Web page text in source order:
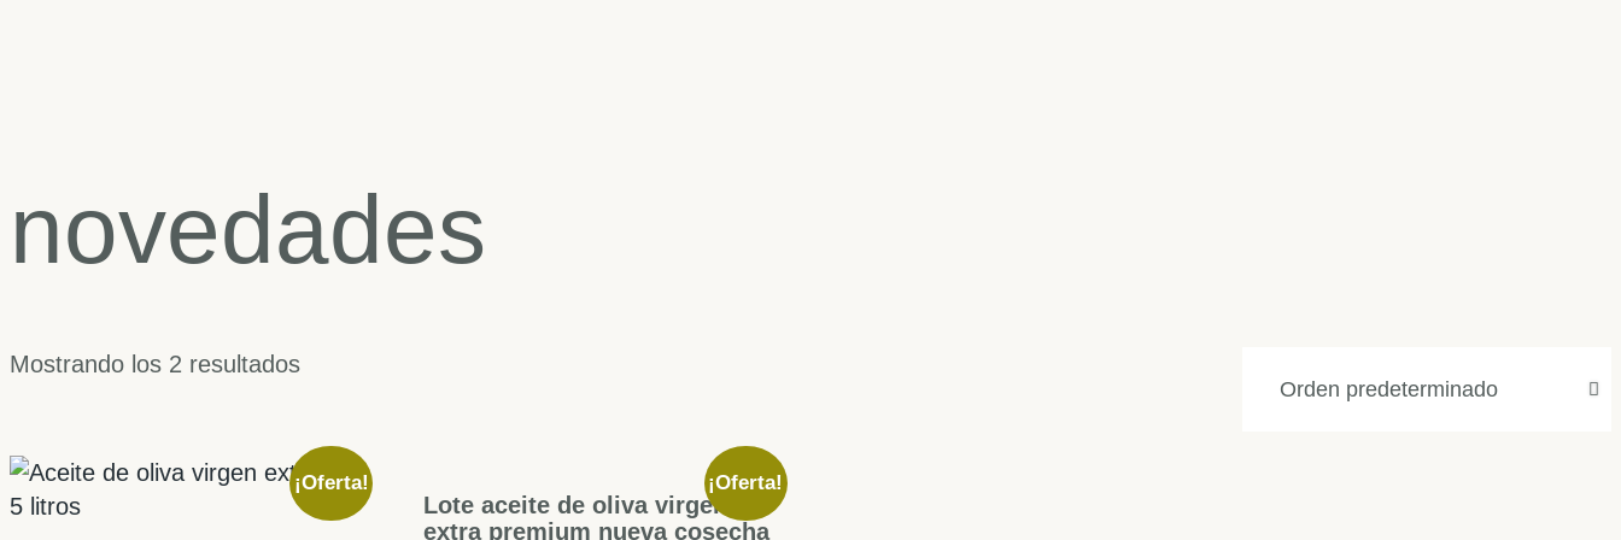
novedades
Mostrando los 2 resultados
¡Oferta! ¡Oferta!
Lote aceite de oliva virgen
extra premium nueva cosecha